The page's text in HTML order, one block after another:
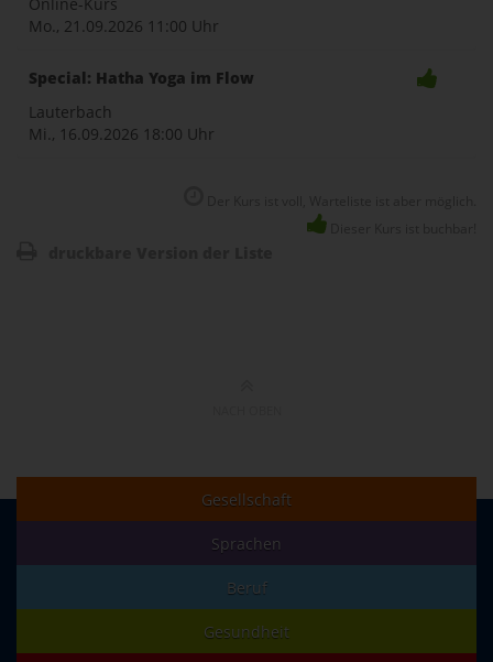
Mo., 21.09.2026 11:00 Uhr
Special: Hatha Yoga im Flow
Lauterbach
Mi., 16.09.2026 18:00 Uhr
Gesellschaft
Sprachen
Beruf
Gesundheit